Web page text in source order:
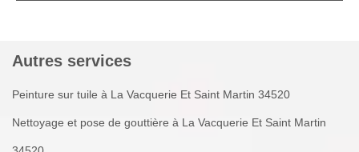
Autres services
Peinture sur tuile à La Vacquerie Et Saint Martin 34520
Nettoyage et pose de gouttière à La Vacquerie Et Saint Martin